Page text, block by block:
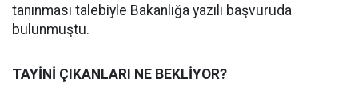
tanınması talebiyle Bakanlığa yazılı başvuruda
bulunmuştu.
TAYİNİ ÇIKANLARI NE BEKLİYOR?